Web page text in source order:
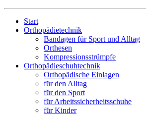
Start
Orthopädietechnik
Bandagen für Sport und Alltag
Orthesen
Kompressionsstrümpfe
Orthopädieschuhtechnik
Orthopädische Einlagen
für den Alltag
für den Sport
für Arbeitssicherheitsschuhe
für Kinder